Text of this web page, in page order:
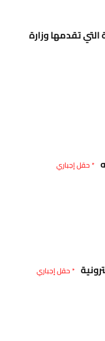
تقدمها وزارة
* حقل إجباري
* حقل إجباري